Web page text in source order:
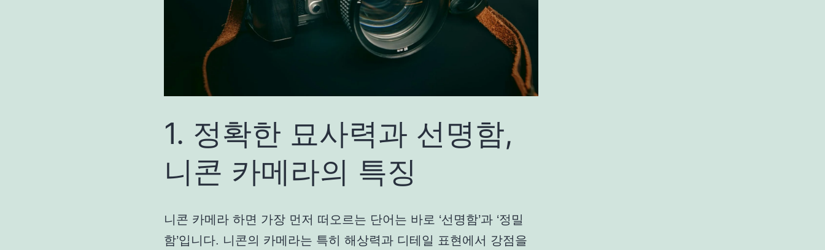
1. 정확한 묘사력과 선명함,
니콘 카메라의 특징
니콘 카메라 하면 가장 먼저 떠오르는 단어는 바로 ‘선명함’과 ‘정밀
함’입니다. 니콘의 카메라는 특히 해상력과 디테일 표현에서 강점을